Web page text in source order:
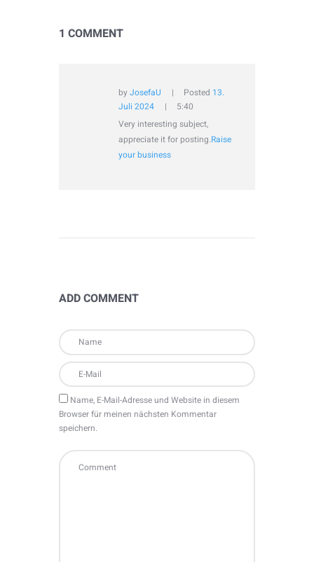
1 COMMENT
byJosefaU Posted 13.
Juli 2024
5:40
Very interesting subject,
appreciate it for posting.Raise
your business
ADD COMMENT
Name, E-Mail-Adresse und Website in diesem
Browser für meinen nächsten Kommentar
speichern.